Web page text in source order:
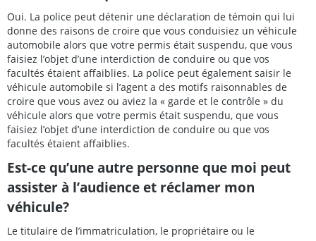
Oui. La police peut détenir une déclaration de témoin qui lui
donne des raisons de croire que vous conduisiez un véhicule
automobile alors que votre permis était suspendu, que vous
faisiez l’objet d’une interdiction de conduire ou que vos
facultés étaient affaiblies. La police peut également saisir le
véhicule automobile si l’agent a des motifs raisonnables de
croire que vous avez ou aviez la « garde et le contrôle » du
véhicule alors que votre permis était suspendu, que vous
faisiez l’objet d’une interdiction de conduire ou que vos
facultés étaient affaiblies.
Est-ce qu’une autre personne que moi peut
assister à l’audience et réclamer mon
véhicule?
Le titulaire de l’immatriculation, le propriétaire ou le